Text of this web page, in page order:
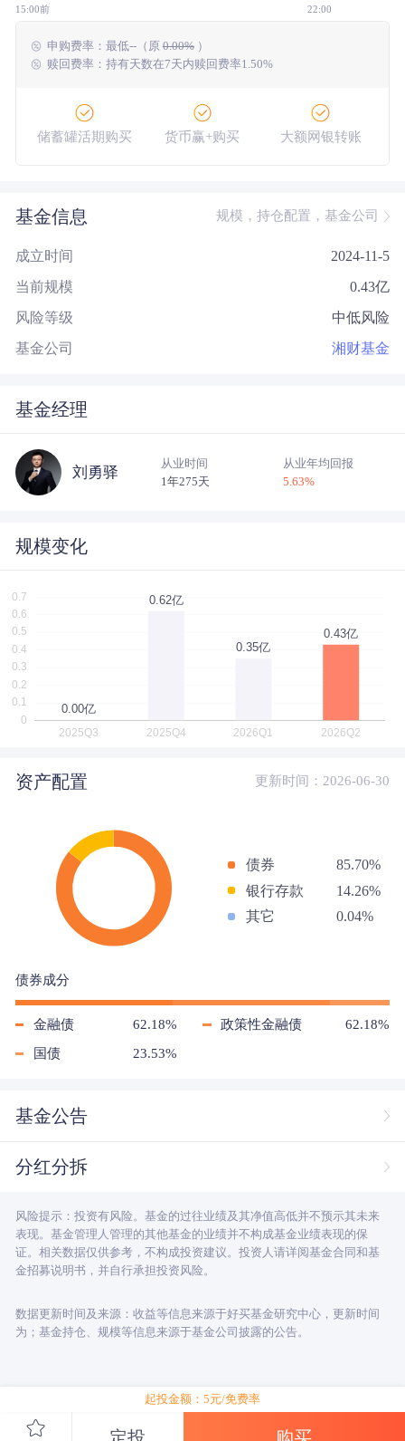
今年以来 2664/3240
成立以来 46.31%
15:00前 22:00
申购费率： 最低--（原 0.00%）
赎回费率：持有天数在7天内赎回费率1.50%
储蓄罐活期购买 货币赢+购买 大额网银转账
基金信息 规模，持仓配置，基金公司
成立时间 2024-11-5
当前规模 0.43亿
风险等级 中低风险
基金公司 湘财基金
基金经理
刘勇驿
从业时间
1年275天
从业年均回报
5.63%
规模变化
资产配置 更新时间：2026-06-30
债券
85.70%
银行存款
14.26%
其它
0.04%
债券成分
金融债 62.18% 政策性金融债 62.18%
国债 23.53%
基金公告
分红分拆
风险提示：投资有风险。基金的过往业绩及其净值高低并不预示其未来
表现。基金管理人管理的其他基金的业绩并不构成基金业绩表现的保
证。相关数据仅供参考，不构成投资建议。投资人请详阅基金合同和基
金招募说明书，并自行承担投资风险。
数据更新时间及来源：收益等信息来源于好买基金研究中心，更新时间
为；基金持仓、规模等信息来源于基金公司披露的公告。
起投金额：5元/免费率